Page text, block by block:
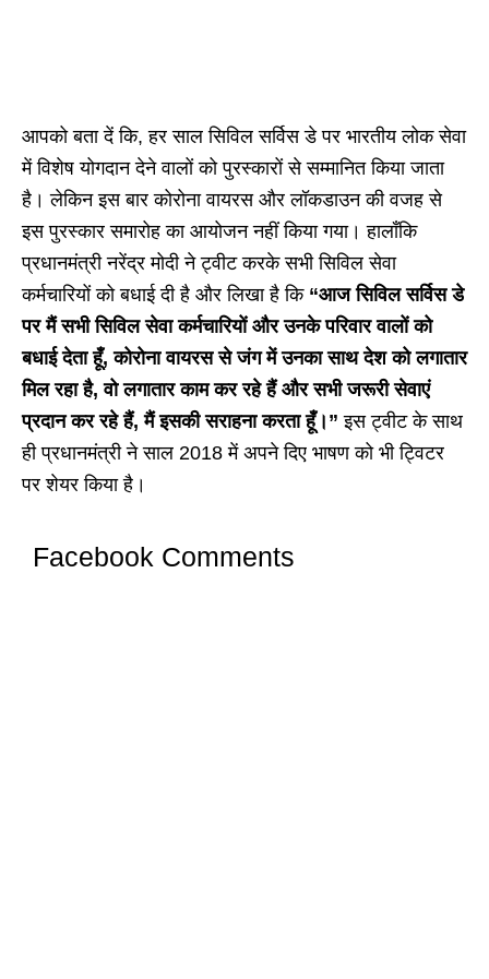
आपको बता दें कि, हर साल सिविल सर्विस डे पर भारतीय लोक सेवा
में विशेष योगदान देने वालों को पुरस्कारों से सम्मानित किया जाता
है। लेकिन इस बार कोरोना वायरस और लॉकडाउन की वजह से
इस पुरस्कार समारोह का आयोजन नहीं किया गया। हालाँकि
प्रधानमंत्री नरेंद्र मोदी ने ट्वीट करके सभी सिविल सेवा
कर्मचारियों को बधाई दी है और लिखा है कि “आज सिविल सर्विस डे
पर मैं सभी सिविल सेवा कर्मचारियों और उनके परिवार वालों को
बधाई देता हूँ, कोरोना वायरस से जंग में उनका साथ देश को लगातार
मिल रहा है, वो लगातार काम कर रहे हैं और सभी जरूरी सेवाएं
प्रदान कर रहे हैं, मैं इसकी सराहना करता हूँ।” इस ट्वीट के साथ
ही प्रधानमंत्री ने साल 2018 में अपने दिए भाषण को भी ट्विटर
पर शेयर किया है।
Facebook Comments